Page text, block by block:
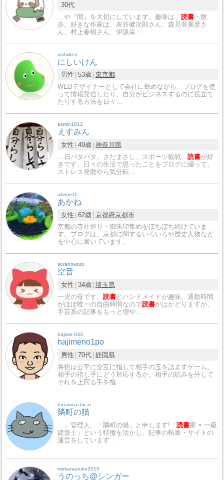
30代
…や『間』を大切にしています。趣味は、読書 ・散
歩。好きな作家は、灰谷健次郎さん、森見登美彦さ
ん、村上春樹さん、伊坂幸…
nishiiken
にしいけん
男性 53歳 東京都
WEBデザイナーとして会社に勤めながら、ブログを使
って情報発信したり、自分がビジネスするのに役立て
たりする方法を日々…
esmin1012
えすみん
女性 49歳 神奈川県
…日バタバタ。さだまさし、スポーツ観戦、読書が好
きです。日々の生活で思ったことをブログに綴って、
ストレス発散やら気分転…
akane11
あかね
女性 62歳 京都府京都市
京都の寺社巡り・御朱印集めをぼちぼち続けていま
す。ブログは、京都に関するいろいろや歴史人物など
を中心に書いています。
soranowoto
空音
女性 34歳 埼玉県
一児の母です。読書とハンドメイドが趣味。通勤時間
がほぼ唯一の自由時間なので読書がはかどりますが、
手芸系の記事をもっと増や…
hajime-033
hajimeno1po
男性 70代 静岡県
将棋は公平に交互に指して相手の玉を詰ますゲーム。
相手の指し手にどう対応するか。相手の読みを外して
それを上回る手を指…
tonarimachicat
隣町の猫
…」管理人、「隣町の猫」と申します!「読書家 × 一級
建築士」という特徴を活かし、記事の執筆・サイトの
運営をしています…
mekarauroko2015
うのっち@シンガー